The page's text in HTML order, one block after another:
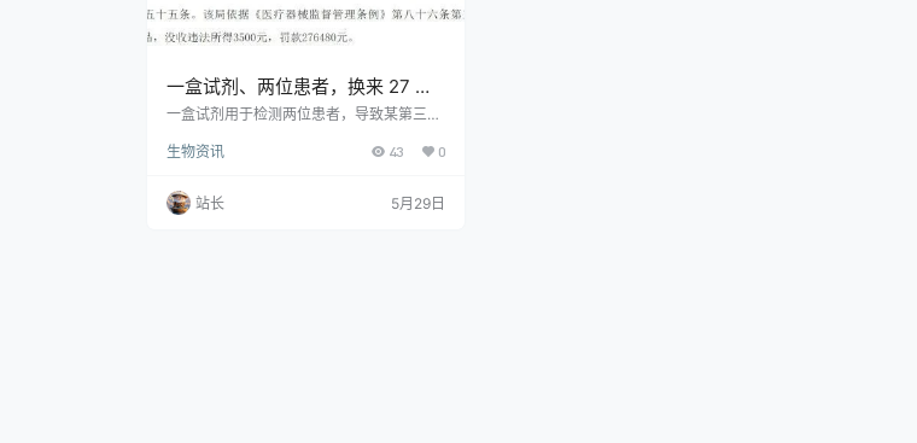
一盒试剂、两位患者，换来 27 万
罚单！检验同行速看
一盒试剂用于检测两位患者，导致某第三方
未依法注册即用于收费检测，揭示了行业常
未取证时提前上线新项目。核心启示包括：
科研试剂不得用于临床收费检测；基因检测
生物资讯 43 0
站长 5月29日